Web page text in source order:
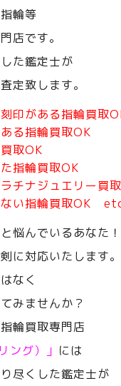
輪等
店です。
た鑑定士が
定致します。
印がある指輪買取
る指輪買取OK
取OK
指輪買取OK
チナジュエリー買
ない指輪買取OK
悩んでいるあなた！
に対応いたします。
なく
みませんか？
輪買取専門店
ング）」 には
尽くした鑑定士が